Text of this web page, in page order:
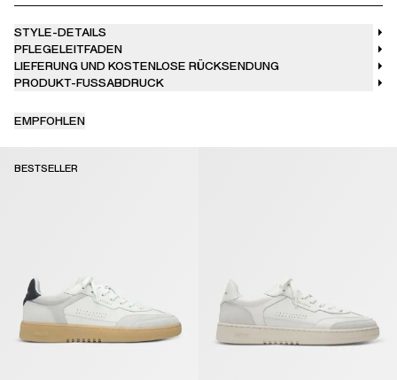
STYLE-DETAILS
PFLEGELEITFADEN
LIEFERUNG UND KOSTENLOSE RÜCKSENDUNG
PRODUKT-FUSSABDRUCK
EMPFOHLEN
BESTSELLER